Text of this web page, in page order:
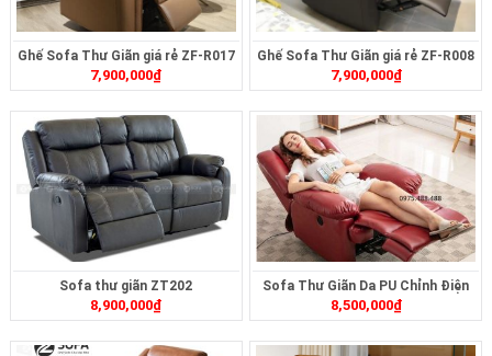
Ghế Sofa Thư Giãn giá rẻ ZF-R017
7,900,000₫
Ghế Sofa Thư Giãn giá rẻ ZF-R008
7,900,000₫
Sofa thư giãn ZT202
8,900,000₫
Sofa Thư Giãn Da PU Chỉnh Điện
ZT103
8,500,000₫